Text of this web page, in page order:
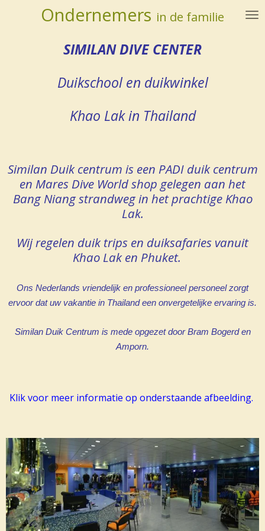
Ondernemers in de familie
SIMILAN DIVE CENTER
Duikschool en duikwinkel
Khao Lak in Thailand
Similan Duik centrum is een PADI duik centrum
en Mares Dive World shop gelegen aan het
Bang Niang strandweg in het prachtige Khao
Lak.
Wij regelen duik trips en duiksafaries vanuit
Khao Lak en Phuket.
Ons Nederlands vriendelijk en professioneel personeel zorgt
ervoor dat uw vakantie in Thailand een onvergetelijke ervaring is.
Similan Duik Centrum is mede opgezet door Bram Bogerd en
Amporn.
Klik voor meer informatie op onderstaande afbeelding.